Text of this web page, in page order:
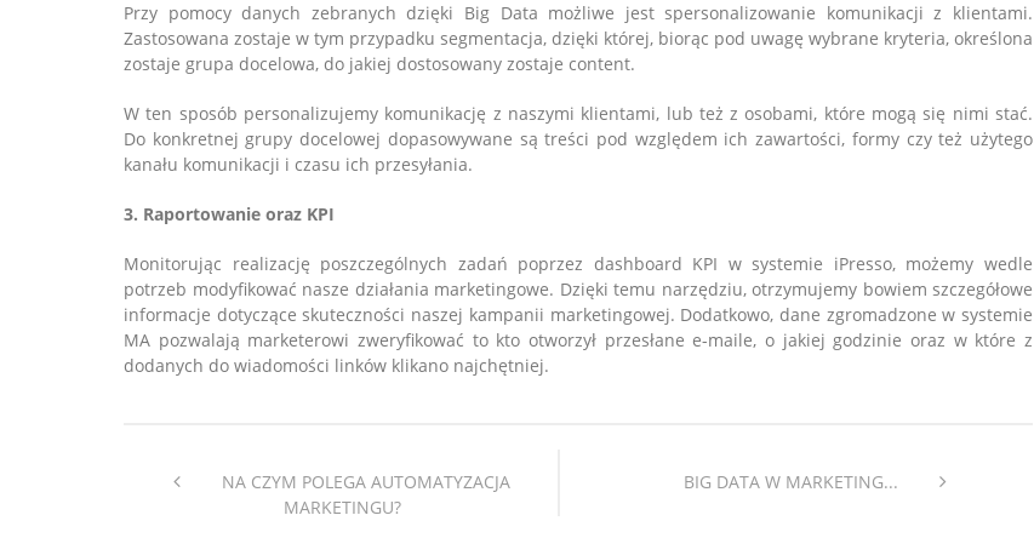
Przy pomocy danych zebranych dzięki Big Data możliwe jest spersonalizowanie komunikacji z klientami.
Zastosowana zostaje w tym przypadku segmentacja, dzięki której, biorąc pod uwagę wybrane kryteria, określona
zostaje grupa docelowa, do jakiej dostosowany zostaje content.
W ten sposób personalizujemy komunikację z naszymi klientami, lub też z osobami, które mogą się nimi stać.
Do konkretnej grupy docelowej dopasowywane są treści pod względem ich zawartości, formy czy też użytego
kanału komunikacji i czasu ich przesyłania.
3. Raportowanie oraz KPI
Monitorując realizację poszczególnych zadań poprzez dashboard KPI w systemie iPresso, możemy wedle
potrzeb modyfikować nasze działania marketingowe. Dzięki temu narzędziu, otrzymujemy bowiem szczegółowe
informacje dotyczące skuteczności naszej kampanii marketingowej. Dodatkowo, dane zgromadzone w systemie
MA pozwalają marketerowi zweryfikować to kto otworzył przesłane e-maile, o jakiej godzinie oraz w które z
dodanych do wiadomości linków klikano najchętniej.
NA CZYM POLEGA AUTOMATYZACJA
MARKETINGU?
BIG DATA W MARKETING...